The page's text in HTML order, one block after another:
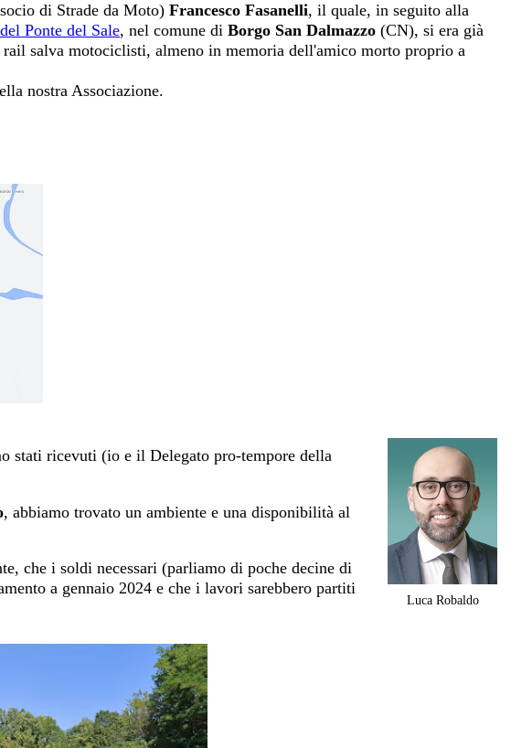
di Strade da Moto) Francesco Fasanelli, il quale, in seguito alla
Ponte del Sale, nel comune di Borgo San Dalmazzo (CN), si era già
salva motociclisti, almeno in memoria dell'amico morto proprio a
nostra Associazione.
Luca Robaldo
stati ricevuti (io e il Delegato pro-tempore della
, abbiamo trovato un ambiente e una disponibilità al
che i soldi necessari (parliamo di poche decine di
a gennaio 2024 e che i lavori sarebbero partiti